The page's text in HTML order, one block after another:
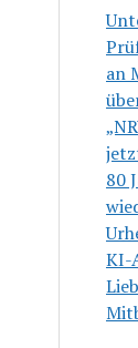
an
80
KI-